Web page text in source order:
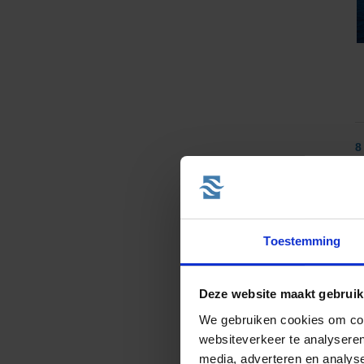
Toestemming
Deze website maakt
We gebruiken cookies om
websiteverkeer te
media, adverteren en
8